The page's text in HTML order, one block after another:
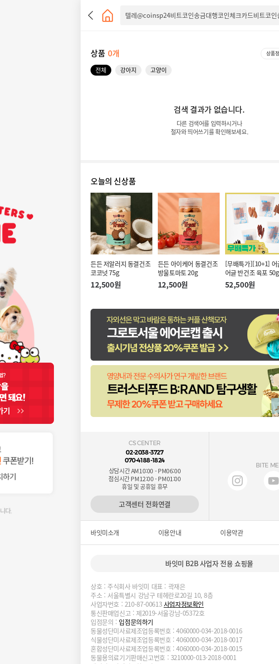
상품 0개
전체
강아지 고양이
검색 결과가 없습니다.
다른 검색어를 입력하시거나
철자와 띄어쓰기를 확인해보세요.
오늘의 신상품
든든 저알러지 동결건조
코코넛 75g
12,500원
든든 아이케어 동결건조
방울토마토 20g
12,500원
[무배특가][10+1] 어
어글 반건조 육포
종 대용량
52,500원
CS CENTER
02-2038-3727
070-4188-1824
상담시간 AM10:00 - PM06:00
점심시간 PM12:00 - PM01:00
휴일 및 공휴일 휴무
고객센터 전화연결
BITE
바잇미소개 이용안내 이용약관
바잇미 B2B 사업자 전용 쇼핑몰
상호 : 주식회사 바잇미 대표 : 곽재은
주소 : 서울특별시 강남구 테헤란로20길 10, 8층
사업자번호 : 210-87-00613사업자정보확인
통신판매업신고 : 제2019-서울강남-05372호
입점문의 : 입점문의하기
동물성단미사료제조업등록번호 : 4060000-034-2018-0016
식물성단미사료제조업등록번호 : 4060000-034-2018-0017
혼합성단미사료제조업등록번호 : 4060000-034-2018-0015
동물용의료기기판매신고번호 : 3210000-013-2018-0001